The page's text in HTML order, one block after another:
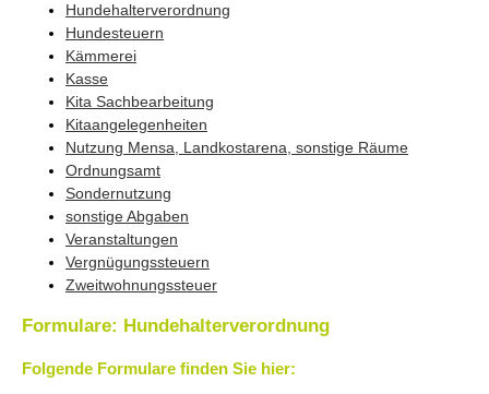
Hundehalterverordnung
Hundesteuern
Kämmerei
Kasse
Kita Sachbearbeitung
Kitaangelegenheiten
Nutzung Mensa, Landkostarena, sonstige Räume
Ordnungsamt
Sondernutzung
sonstige Abgaben
Veranstaltungen
Vergnügungssteuern
Zweitwohnungssteuer
Formulare: Hundehalterverordnung
Folgende Formulare finden Sie hier: